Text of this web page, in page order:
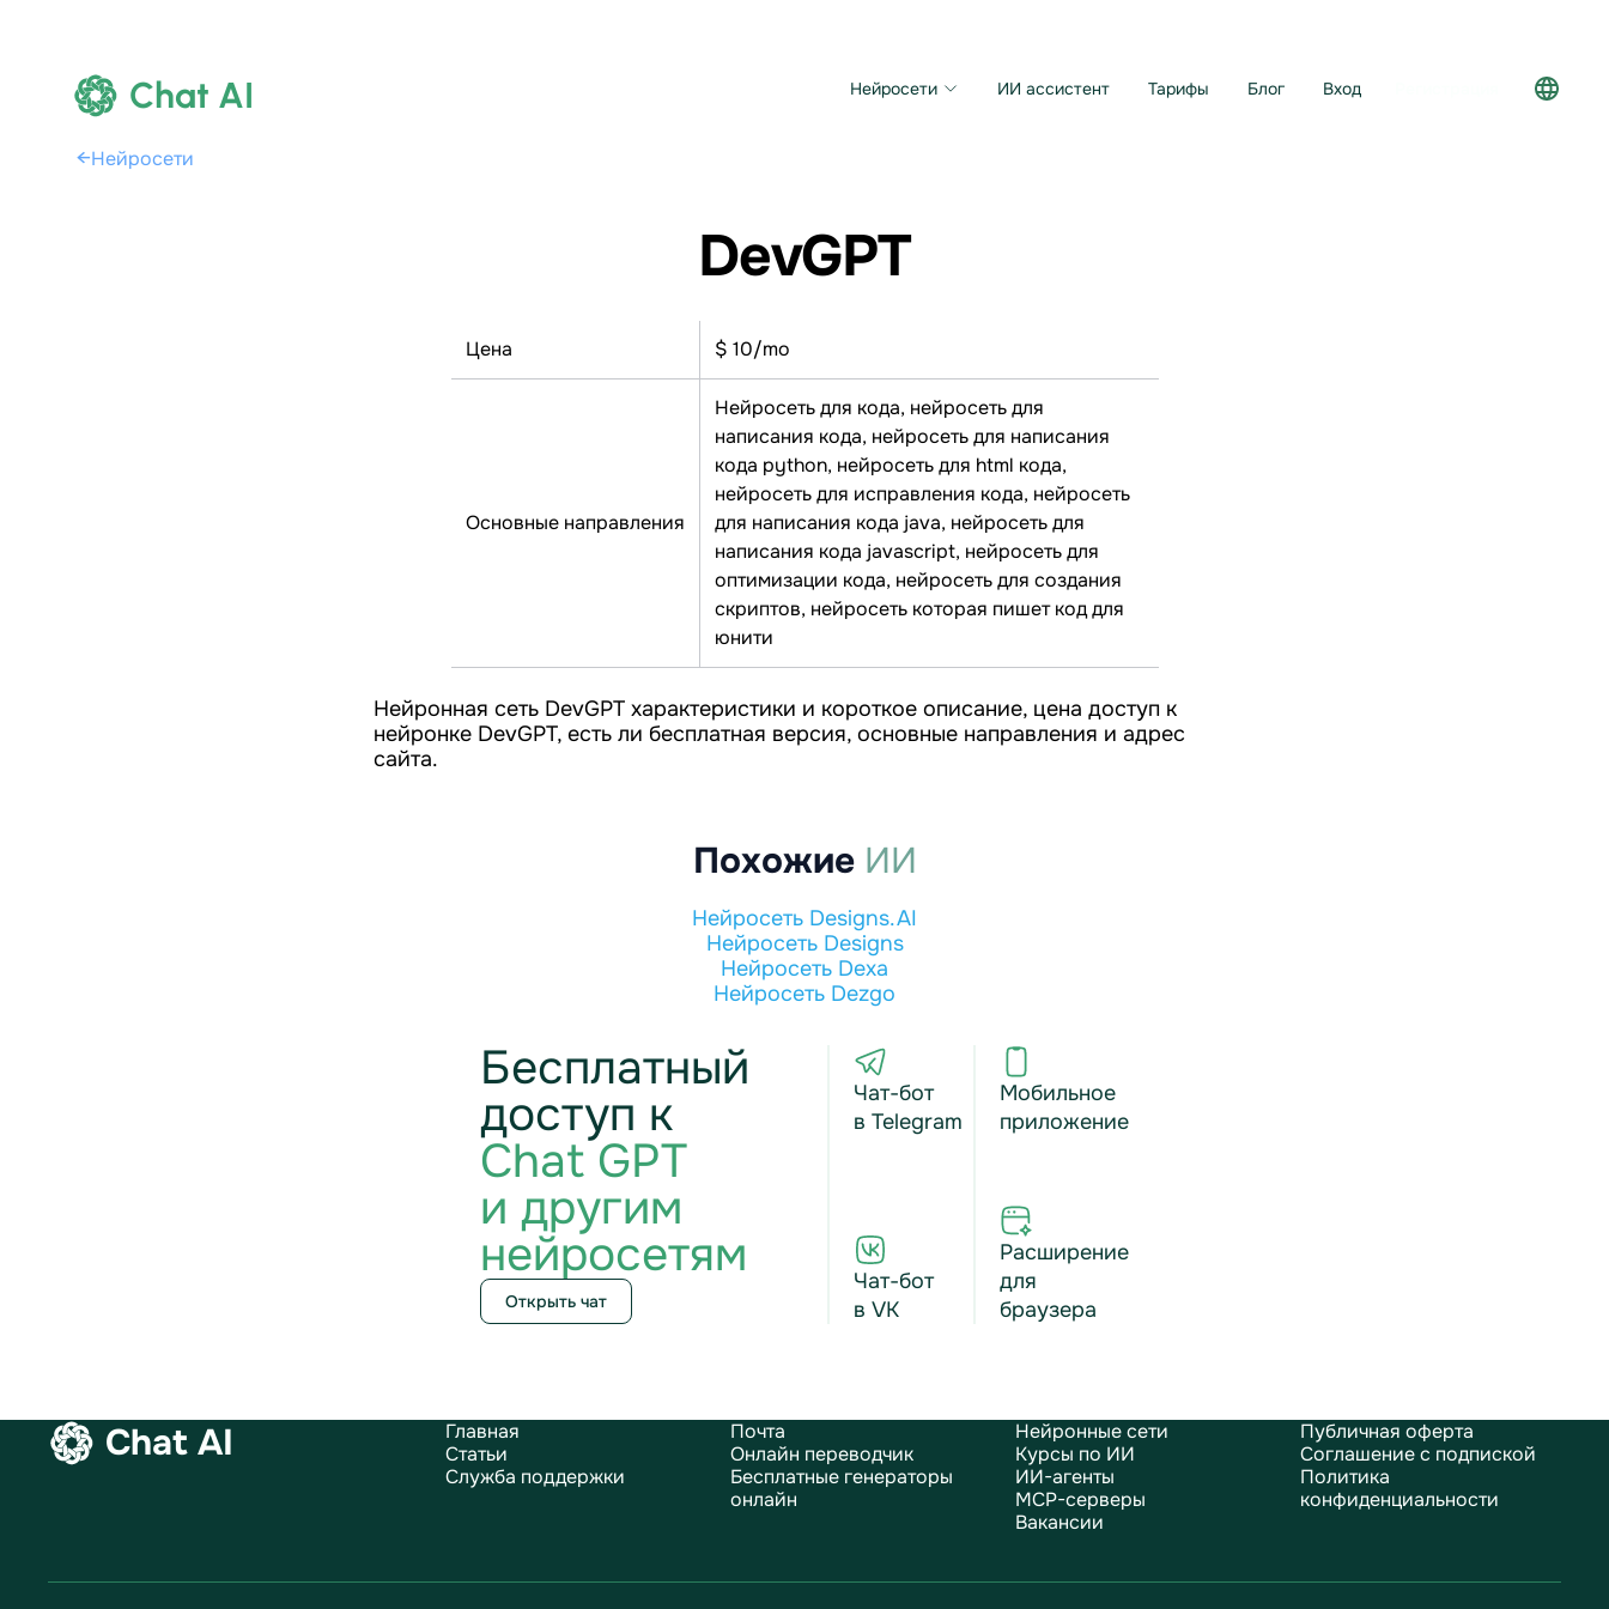
Chat AI Нейросети ИИ ассистент Тарифы Блог Вход
←Нейросети
DevGPT
Цена $ 10/mo
Основные направления
Нейросеть для кода, нейросеть для
написания кода, нейросеть для написания
кода python, нейросеть для html кода,
нейросеть для исправления кода, нейросеть
для написания кода java, нейросеть для
написания кода javascript, нейросеть для
оптимизации кода, нейросеть для создания
скриптов, нейросеть которая пишет код для
юнити
Нейронная сеть DevGPT характеристики и короткое описание, цена доступ к
нейронке DevGPT, есть ли бесплатная версия, основные направления и адрес
сайта.
Похожие ИИ
Нейросеть Designs.AI
Нейросеть Designs
Нейросеть Dexa
Нейросеть Dezgo
Бесплатный
доступ к
Chat GPT
и другим
нейросетям
Открыть чат
Чат-бот
в Telegram
Чат-бот
в VK
Мобильное
приложение
Расширение
для
браузера
Chat AI
Главная
Статьи
Служба поддержки
Почта
Онлайн переводчик
Бесплатные генераторы
онлайн
Нейронные сети
Курсы по ИИ
ИИ-агенты
MCP-серверы
Вакансии
Публичная оферта
Соглашение с подпиской
Политика
конфиденциальности